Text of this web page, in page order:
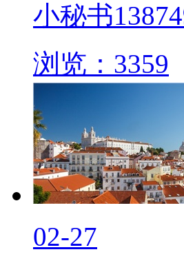
小秘书
浏览：3359
02-27